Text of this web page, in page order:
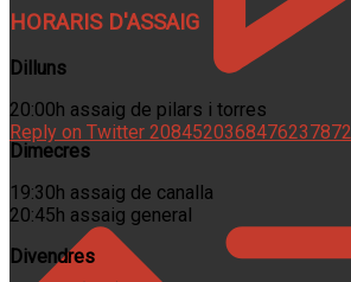
Reply on Twitter 2084520368476237872
HORARIS D'ASSAIG
Dilluns
20:00h assaig de pilars i torres
Dimecres
19:30h assaig de canalla
20:45h assaig general
Divendres